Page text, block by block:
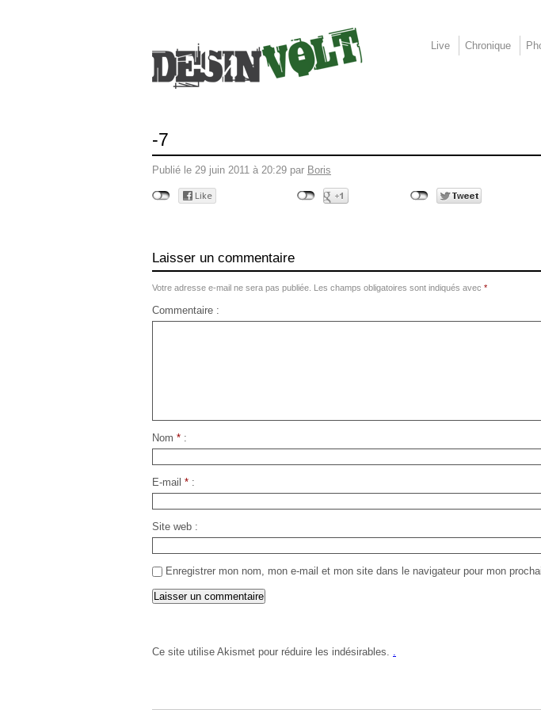
Live Chronique
-7
Publié le 29 juin 2011 à 20:29 par Boris
Laisser un commentaire
Votre adresse e-mail ne sera pas publiée. Les champs obligatoires sont indiqués avec *
Commentaire
Nom *
E-mail *
Site web
Enregistrer mon nom, mon e-mail et mon site dans le navigateur pour mon
Ce site utilise Akismet pour réduire les indésirables. .